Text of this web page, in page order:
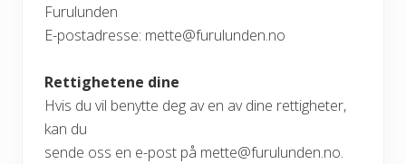
Furulunden
E-postadresse: mette@furulunden.no
Rettighetene dine
Hvis du vil benytte deg av en av dine rettigheter,
kan du
sende oss en e-post på mette@furulunden.no.